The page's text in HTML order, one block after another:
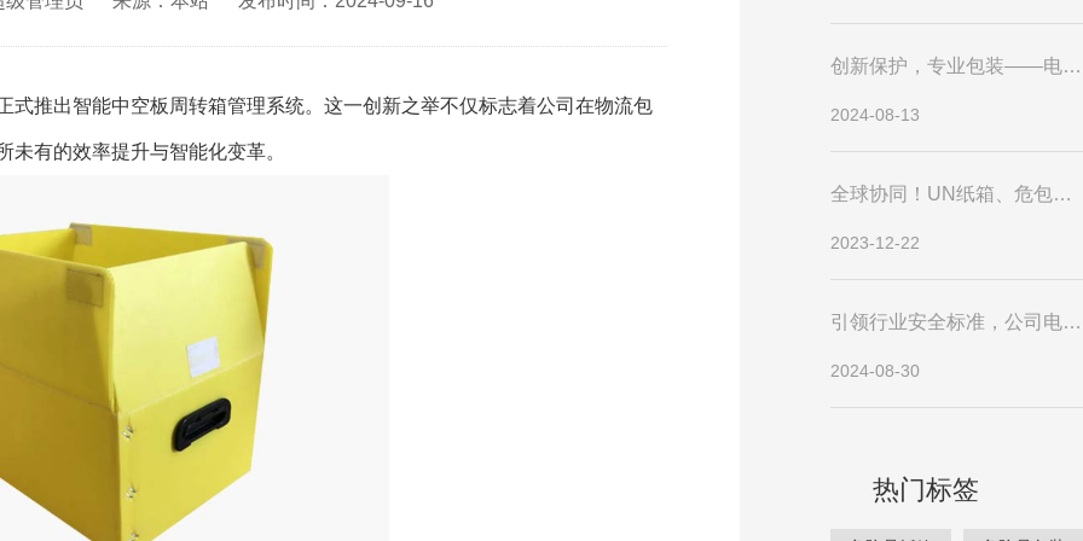
推出智能中空板周转箱管理系统。这一创新之举不仅标志着公司在物流包
有的效率提升与智能化变革。
创新保护，专业包装——电池类UN纸箱新标准引领行业新风尚
2024-08-13
全球协同！UN纸箱、危包箱与危包证助力危险品贸易无障碍流通
2023-12-22
引领行业安全标准，公司电池类UN纸箱生产线全面升级
2024-08-30
热门标签